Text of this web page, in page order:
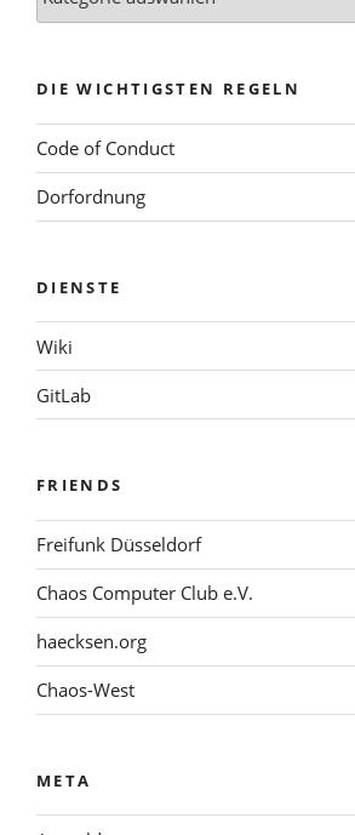
DIE WICHTIGSTEN REGELN
Code of Conduct
Dorfordnung
DIENSTE
Wiki
GitLab
FRIENDS
Freifunk Düsseldorf
Chaos Computer Club e.V.
haecksen.org
Chaos-West
META